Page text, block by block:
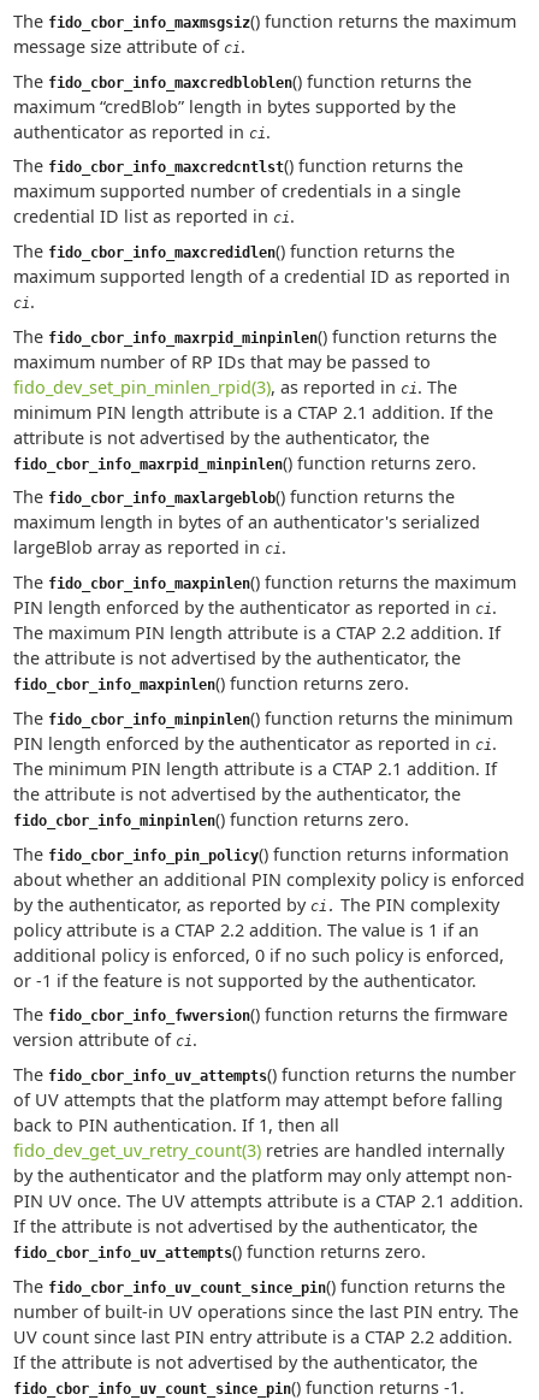
The fido_cbor_info_maxmsgsiz() function returns the maximum
message size attribute of ci.
The fido_cbor_info_maxcredbloblen() function returns the
maximum “credBlob” length in bytes supported by the
authenticator as reported in ci.
The fido_cbor_info_maxcredcntlst() function returns the
maximum supported number of credentials in a single
credential ID list as reported in ci.
The fido_cbor_info_maxcredidlen() function returns the
maximum supported length of a credential ID as reported in
ci.
The fido_cbor_info_maxrpid_minpinlen() function returns the
maximum number of RP IDs that may be passed to
fido_dev_set_pin_minlen_rpid(3), as reported in ci. The
minimum PIN length attribute is a CTAP 2.1 addition. If the
attribute is not advertised by the authenticator, the
fido_cbor_info_maxrpid_minpinlen() function returns zero.
The fido_cbor_info_maxlargeblob() function returns the
maximum length in bytes of an authenticator's serialized
largeBlob array as reported in ci.
The fido_cbor_info_maxpinlen() function returns the maximum
PIN length enforced by the authenticator as reported in ci.
The maximum PIN length attribute is a CTAP 2.2 addition. If
the attribute is not advertised by the authenticator, the
fido_cbor_info_maxpinlen() function returns zero.
The fido_cbor_info_minpinlen() function returns the minimum
PIN length enforced by the authenticator as reported in ci.
The minimum PIN length attribute is a CTAP 2.1 addition. If
the attribute is not advertised by the authenticator, the
fido_cbor_info_minpinlen() function returns zero.
The fido_cbor_info_pin_policy() function returns information
about whether an additional PIN complexity policy is enforced
by the authenticator, as reported by ci. The PIN complexity
policy attribute is a CTAP 2.2 addition. The value is 1 if an
additional policy is enforced, 0 if no such policy is enforced,
or -1 if the feature is not supported by the authenticator.
The fido_cbor_info_fwversion() function returns the firmware
version attribute of ci.
The fido_cbor_info_uv_attempts() function returns the number
of UV attempts that the platform may attempt before falling
back to PIN authentication. If 1, then all
fido_dev_get_uv_retry_count(3)retries are handled internally
by the authenticator and the platform may only attempt non-
PIN UV once. The UV attempts attribute is a CTAP 2.1 addition.
If the attribute is not advertised by the authenticator, the
fido_cbor_info_uv_attempts() function returns zero.
The fido_cbor_info_uv_count_since_pin() function returns the
number of built-in UV operations since the last PIN entry. The
UV count since last PIN entry attribute is a CTAP 2.2 addition.
If the attribute is not advertised by the authenticator, the
fido_cbor_info_uv_count_since_pin() function returns -1.